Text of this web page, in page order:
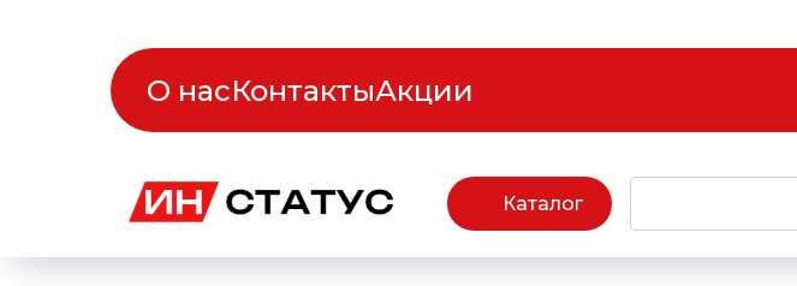
О насКонтактыАкции
Каталог